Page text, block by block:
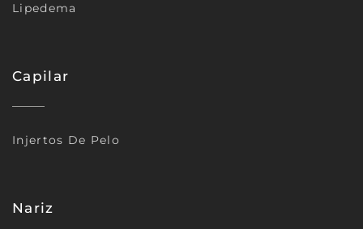
Lipedema
Capilar
Injertos De Pelo
Nariz